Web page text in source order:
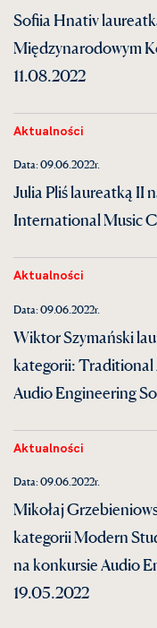
Sofiia Hnativ
Międzynarodowym
11.08.2022
Aktualności
Data: 09.06.2022r.
Julia Pliś laureatką II
International Music
Aktualności
Data: 09.06.2022r.
Wiktor Szymański
kategorii: Traditional
Audio Engineering
Aktualności
Data: 09.06.2022r.
Mikołaj
kategorii Modern
na konkursie Audio
19.05.2022